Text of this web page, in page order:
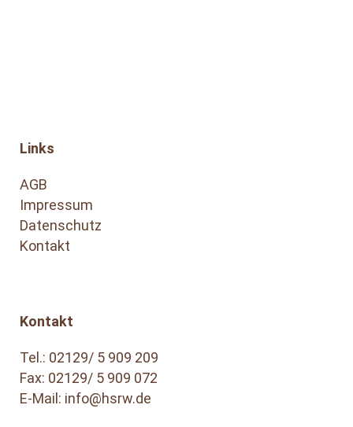
Links
AGB
Impressum
Datenschutz
Kontakt
Kontakt
Tel.: 02129/ 5 909 209
Fax: 02129/ 5 909 072
E-Mail: info@hsrw.de